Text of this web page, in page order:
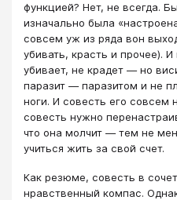
функцией? Нет, не всегда.
изначально была
совсем уж из ряда вон
убивать, красть и прочее).
убивает, не крадет — но
паразит — паразитом и не
ноги. И совесть его совсем
совесть нужно
что она молчит — тем не
учиться жить за свой счет.
Как резюме, совесть в
нравственный компас.